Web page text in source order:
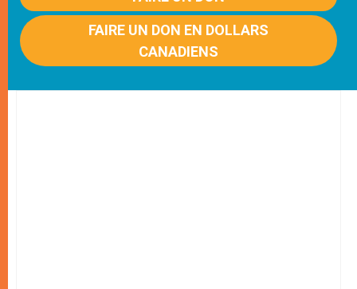
FAIRE UN DON EN DOLLARS
CANADIENS